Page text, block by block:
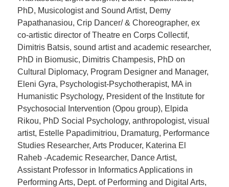
PhD, Musicologist and Sound Artist, Demy
Papathanasiou, Crip Dancer/ & Choreographer, ex
co-artistic director of Theatre en Corps Collectif,
Dimitris Batsis, sound artist and academic researcher,
PhD in Biomusic, Dimitris Champesis, PhD on
Cultural Diplomacy, Program Designer and Manager,
Eleni Gyra, Psychologist-Psychotherapist, MA in
Humanistic Psychology, President of the Institute for
Psychosocial Intervention (Opou group), Elpida
Rikou, PhD Social Psychology, anthropologist, visual
artist, Estelle Papadimitriou, Dramaturg, Performance
Studies Researcher, Arts Producer, Katerina El
Raheb -Academic Researcher, Dance Artist,
Assistant Professor in Informatics Applications in
Performing Arts, Dept. of Performing and Digital Arts,